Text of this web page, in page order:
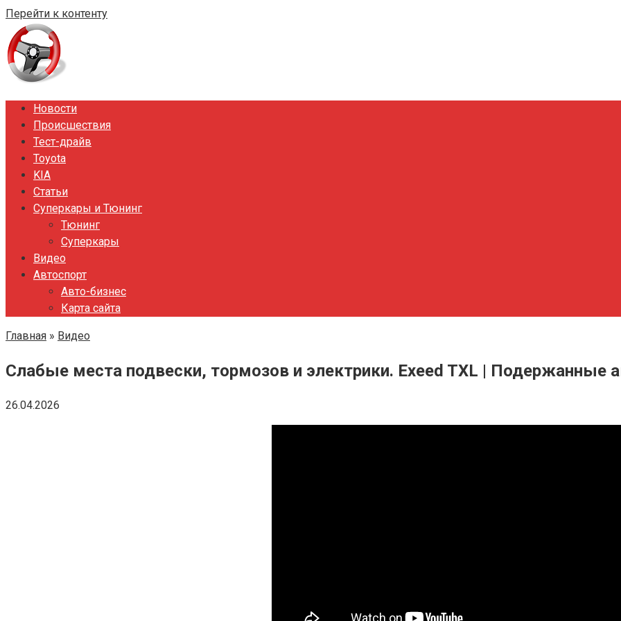
Перейти к контенту
Новости
Происшествия
Тест-драйв
Toyota
KIA
Статьи
Суперкары и Тюнинг
Тюнинг
Суперкары
Видео
Автоспорт
Авто-бизнес
Карта сайта
Главная » Видео
Слабые места подвески, тормозов и электрики. Exeed TXL | Подержанные
26.04.2026